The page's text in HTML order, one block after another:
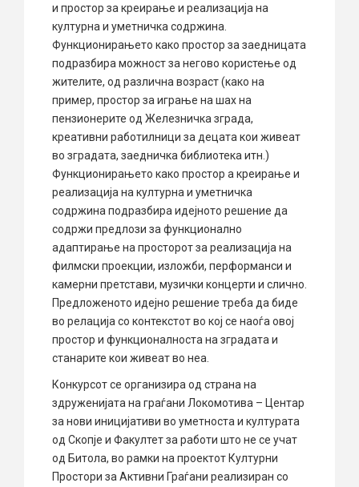
и простор за креирање и реализација на
културна и уметничка содржина.
Функционирањето како простор за заедницата
подразбира можност за негово користење од
жителите, од различна возраст (како на
пример, простор за играње на шах на
пензионерите од Железничка зграда,
креативни работилници за децата кои живеат
во зградата, заедничка библиотека итн.)
Функционирањето како простор а креирање и
реализација на културна и уметничка
содржина подразбира идејното решение да
содржи предлози за функционално
адаптирање на просторот за реализација на
филмски проекции, изложби, перформанси и
камерни претстави, музички концерти и слично.
Предложеното идејно решение треба да биде
во релација со контекстот во кој се наоѓа овој
простор и функционалноста на зградата и
станарите кои живеат во неа.
Конкурсот се организира од страна на
здруженијата на граѓани Локомотива – Центар
за нови иницијативи во уметноста и културата
од Скопје и Факултет за работи што не се учат
од Битола, во рамки на проектот Културни
Простори за Активни Граѓани реализиран со